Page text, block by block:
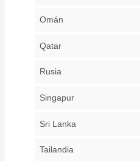
Omán
Qatar
Rusia
Singapur
Sri Lanka
Tailandia